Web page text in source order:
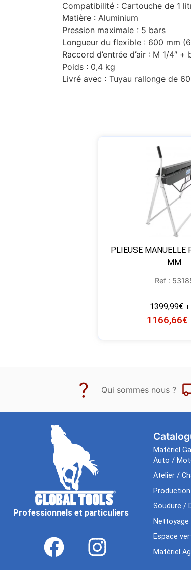
Compatibilité : Cartouche de 1
Matière : Aluminium
Pression maximale : 5 bars
Longueur du flexible : 600 mm
Raccord d’entrée d’air : M 1/4″ +
Poids : 0,4 kg
Livré avec : Tuyau rallonge de
PLIEUSE MANUELLE
MM
Ref :
1399,99€
1166,66€
Qui sommes nous ?
Professionnels et particuliers
Matériel
Auto /
Atelier /
Production
Soudure /
Nettoyage
Espace
Matériel